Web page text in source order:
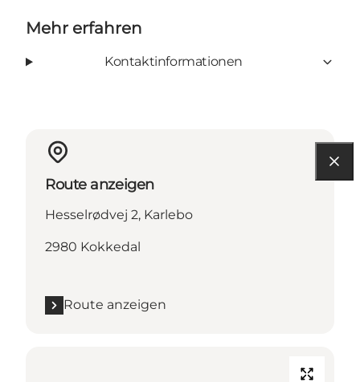
Mehr erfahren
Kontaktinformationen
Route anzeigen
Hesselrødvej 2, Karlebo
2980 Kokkedal
Route anzeigen